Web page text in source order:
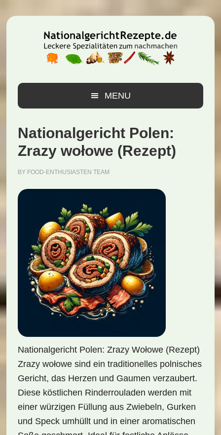
Hauptnavigation
Inhalt
Seitenspalte
MENU
Nationalgericht Polen:
Zrazy wołowe (Rezept)
BY FOOD-ENTHUSIASTEN TEAM
Nationalgericht Polen: Zrazy Wołowe (Rezept)
Zrazy wołowe sind ein traditionelles polnisches
Gericht, das Herzen und Gaumen verzaubert.
Diese köstlichen Rinderrouladen werden mit
einer würzigen Füllung aus Zwiebeln, Gurken
und Speck umhüllt und in einer aromatischen